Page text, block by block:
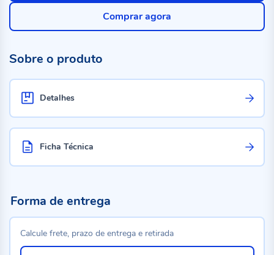
Comprar agora
Sobre o produto
Detalhes
Ficha Técnica
Forma de entrega
Calcule frete, prazo de entrega e retirada